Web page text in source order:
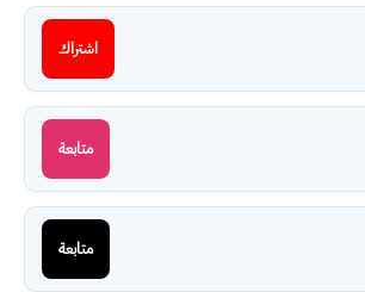
اشتراك
متابعة
متابعة